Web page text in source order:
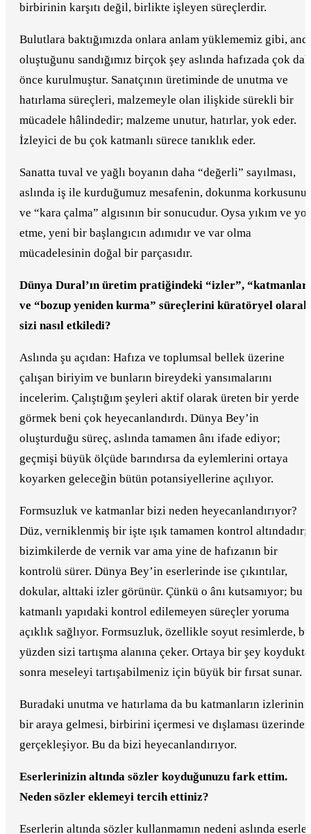
birbirinin karşıtı değil, birlikte işleyen süreçlerdir.
Bulutlara baktığımızda onlara anlam yüklememiz gibi,
oluştuğunu sandığımız birçok şey aslında hafızada çok
önce kurulmuştur. Sanatçının üretiminde de unutma ve
hatırlama süreçleri, malzemeyle olan ilişkide sürekli bir
mücadele hâlindedir; malzeme unutur, hatırlar, yok eder.
İzleyici de bu çok katmanlı sürece tanıklık eder.
Sanatta tuval ve yağlı boyanın daha “değerli” sayılması,
aslında iş ile kurduğumuz mesafenin, dokunma
ve “kara çalma” algısının bir sonucudur. Oysa yıkım ve
etme, yeni bir başlangıcın adımıdır ve var olma
mücadelesinin doğal bir parçasıdır.
Dünya Dural’ın üretim pratiğindeki “izler”,
ve “bozup yeniden kurma” süreçlerini küratöryel olarak
sizi nasıl etkiledi?
Aslında şu açıdan: Hafıza ve toplumsal bellek üzerine
çalışan biriyim ve bunların bireydeki yansımalarını
incelerim. Çalıştığım şeyleri aktif olarak üreten bir yerde
görmek beni çok heyecanlandırdı. Dünya Bey’in
oluşturduğu süreç, aslında tamamen ânı ifade ediyor;
geçmişi büyük ölçüde barındırsa da eylemlerini ortaya
koyarken geleceğin bütün potansiyellerine açılıyor.
Formsuzluk ve katmanlar bizi neden heyecanlandırıyor?
Düz, verniklenmiş bir işte ışık tamamen kontrol altındadır;
bizimkilerde de vernik var ama yine de hafızanın bir
kontrolü sürer. Dünya Bey’in eserlerinde ise çıkıntılar,
dokular, alttaki izler görünür. Çünkü o ânı kutsamıyor; bu
katmanlı yapıdaki kontrol edilemeyen süreçler yoruma
açıklık sağlıyor. Formsuzluk, özellikle soyut resimlerde, bu
yüzden sizi tartışma alanına çeker. Ortaya bir şey
sonra meseleyi tartışabilmeniz için büyük bir fırsat sunar.
Buradaki unutma ve hatırlama da bu katmanların izlerinin
bir araya gelmesi, birbirini içermesi ve dışlaması üzerinden
gerçekleşiyor. Bu da bizi heyecanlandırıyor.
Eserlerinizin altında sözler koyduğunuzu fark ettim.
Neden sözler eklemeyi tercih ettiniz?
Eserlerin altında sözler kullanmamın nedeni aslında